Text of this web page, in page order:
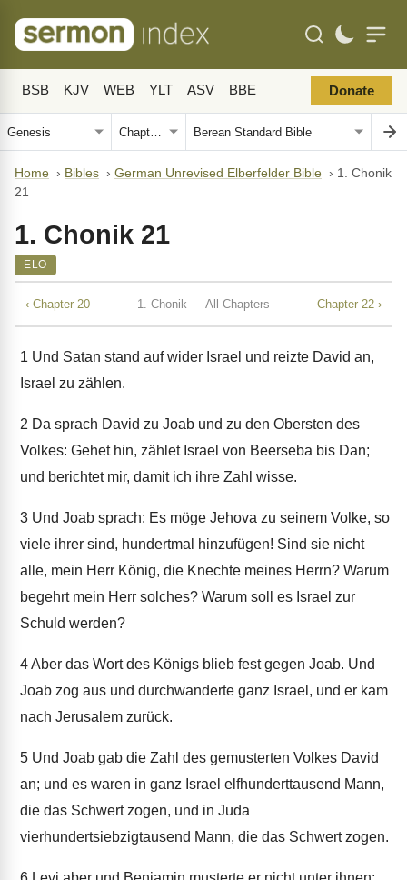
BSB KJV WEB YLT ASV BBE Donate
Home › Bibles › German Unrevised Elberfelder Bible › 1. Chonik
21
1. Chonik 21
ELO
‹ Chapter 20 1. Chonik — All Chapters Chapter 22 ›
1 Und Satan stand auf wider Israel und reizte David an,
Israel zu zählen.
2 Da sprach David zu Joab und zu den Obersten des
Volkes: Gehet hin, zählet Israel von Beerseba bis Dan;
und berichtet mir, damit ich ihre Zahl wisse.
3 Und Joab sprach: Es möge Jehova zu seinem Volke, so
viele ihrer sind, hundertmal hinzufügen! Sind sie nicht
alle, mein Herr König, die Knechte meines Herrn? Warum
begehrt mein Herr solches? Warum soll es Israel zur
Schuld werden?
4Aber das Wort des Königs blieb fest gegen Joab. Und
Joab zog aus und durchwanderte ganz Israel, und er kam
nach Jerusalem zurück.
5 Und Joab gab die Zahl des gemusterten Volkes David
an; und es waren in ganz Israel elfhunderttausend Mann,
die das Schwert zogen, und in Juda
vierhundertsiebzigtausend Mann, die das Schwert zogen.